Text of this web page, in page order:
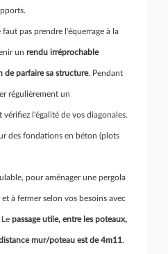
pas prendre l'équerrage à la
un rendu irréprochable
de parfaire sa structure. Pendant
régulièrement un
l'égalité de vos diagonales.
des fondations en béton (plots
pour aménager une pergola
à fermer selon vos besoins avec
passage utile, entre les poteaux,
mur/poteau est de 4m11.